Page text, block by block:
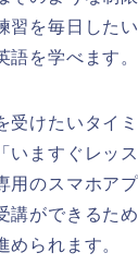
習を毎日した
語を学べます。
受けたいタイ
いますぐレッ
用のスマホア
講ができるた
められます。